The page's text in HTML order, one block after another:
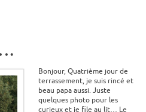
Bonjour, Quatrième jour de
terrassement, je suis rincé et
beau papa aussi. Juste
quelques photo pour les
curieux et je file au lit… Le